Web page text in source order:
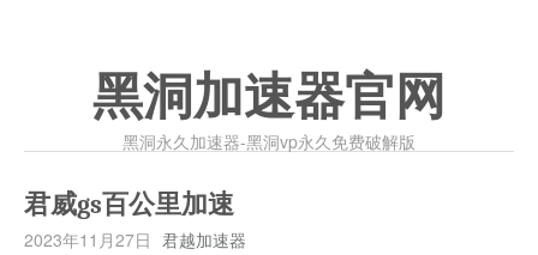
黑洞加速器官网
黑洞永久加速器-黑洞vp永久免费破解版
君威gs百公里加速
2023年11月27日 君越加速器